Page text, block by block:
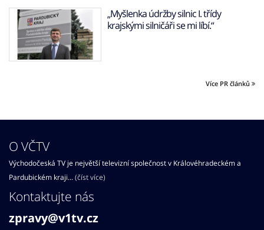
„Myšlenka údržby silnic I. třídy
krajskými silničáři se mi líbí.“
Více PR článků
O VČTV
Východočeská TV je největší televizní společnost v Královéhradeckém a
Pardubickém kraji... (číst více)
Kontaktujte nás
zpravy@v1tv.cz